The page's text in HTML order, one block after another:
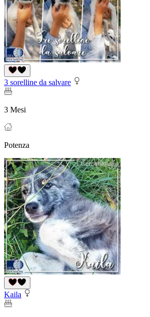
3 sorelline da salvare
3 Mesi
Potenza
Kaila